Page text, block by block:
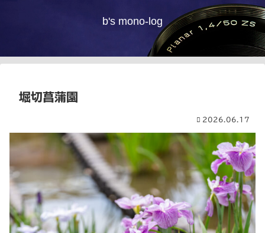
b's mono-log
堀切菖蒲園
2026.06.17